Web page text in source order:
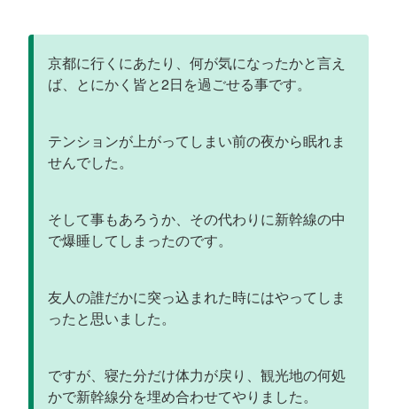
京都に行くにあたり、何が気になったかと言え
ば、とにかく皆と2日を過ごせる事です。
テンションが上がってしまい前の夜から眠れま
せんでした。
そして事もあろうか、その代わりに新幹線の中
で爆睡してしまったのです。
友人の誰だかに突っ込まれた時にはやってしま
ったと思いました。
ですが、寝た分だけ体力が戻り、観光地の何処
かで新幹線分を埋め合わせてやりました。